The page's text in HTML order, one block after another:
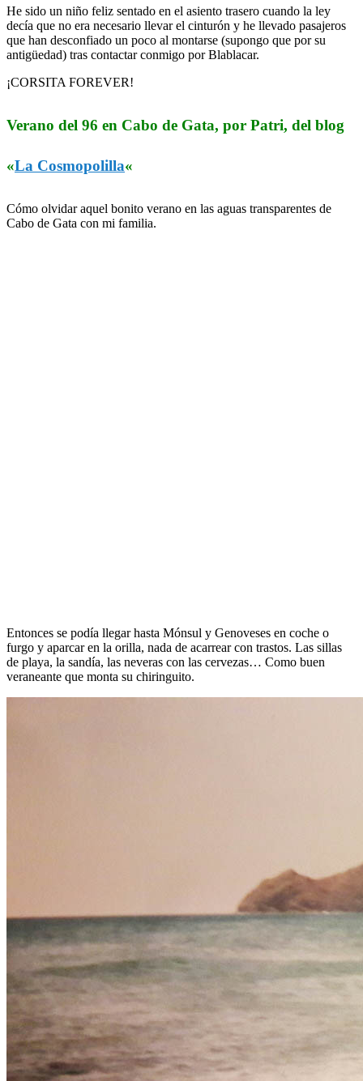
He sido un niño feliz sentado en el asiento trasero cuando la ley
decía que no era necesario llevar el cinturón y he llevado pasajeros
que han desconfiado un poco al montarse (supongo que por su
antigüedad) tras contactar conmigo por Blablacar.
¡CORSITA FOREVER!
Verano del 96 en Cabo de Gata, por Patri, del blog
«La Cosmopolilla«
Cómo olvidar aquel bonito verano en las aguas transparentes de
Cabo de Gata con mi familia.
Entonces se podía llegar hasta Mónsul y Genoveses en coche o
furgo y aparcar en la orilla, nada de acarrear con trastos. Las sillas
de playa, la sandía, las neveras con las cervezas… Como buen
veraneante que monta su chiringuito.